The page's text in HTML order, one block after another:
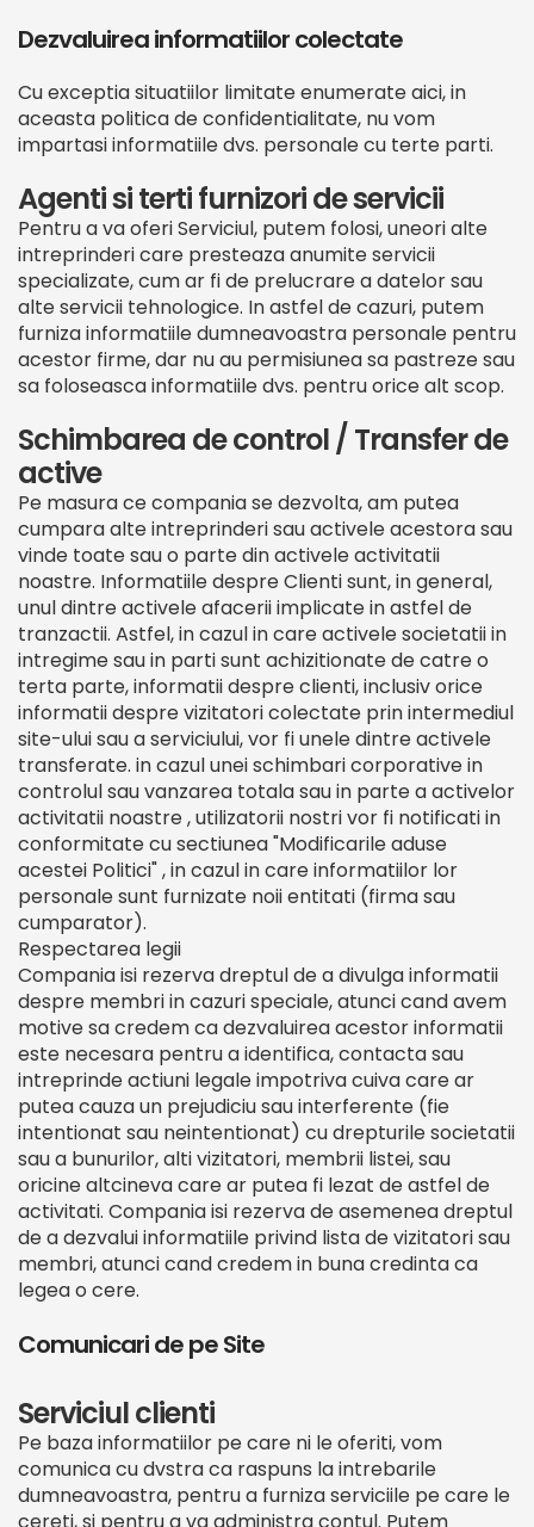
Dezvaluirea informatiilor colectate
Cu exceptia situatiilor limitate enumerate aici, in
aceasta politica de confidentialitate, nu vom
impartasi informatiile dvs. personale cu terte parti.
Agenti si terti furnizori de servicii
Pentru a va oferi Serviciul, putem folosi, uneori alte
intreprinderi care presteaza anumite servicii
specializate, cum ar fi de prelucrare a datelor sau
alte servicii tehnologice. In astfel de cazuri, putem
furniza informatiile dumneavoastra personale pentru
acestor firme, dar nu au permisiunea sa pastreze sau
sa foloseasca informatiile dvs. pentru orice alt scop.
Schimbarea de control / Transfer de
active
Pe masura ce compania se dezvolta, am putea
cumpara alte intreprinderi sau activele acestora sau
vinde toate sau o parte din activele activitatii
noastre. Informatiile despre Clienti sunt, in general,
unul dintre activele afacerii implicate in astfel de
tranzactii. Astfel, in cazul in care activele societatii in
intregime sau in parti sunt achizitionate de catre o
terta parte, informatii despre clienti, inclusiv orice
informatii despre vizitatori colectate prin intermediul
site-ului sau a serviciului, vor fi unele dintre activele
transferate. in cazul unei schimbari corporative in
controlul sau vanzarea totala sau in parte a activelor
activitatii noastre , utilizatorii nostri vor fi notificati in
conformitate cu sectiunea "Modificarile aduse
acestei Politici" , in cazul in care informatiilor lor
personale sunt furnizate noii entitati (firma sau
cumparator).
Respectarea legii
Compania isi rezerva dreptul de a divulga informatii
despre membri in cazuri speciale, atunci cand avem
motive sa credem ca dezvaluirea acestor informatii
este necesara pentru a identifica, contacta sau
intreprinde actiuni legale impotriva cuiva care ar
putea cauza un prejudiciu sau interferente (fie
intentionat sau neintentionat) cu drepturile societatii
sau a bunurilor, alti vizitatori, membrii listei, sau
oricine altcineva care ar putea fi lezat de astfel de
activitati. Compania isi rezerva de asemenea dreptul
de a dezvalui informatiile privind lista de vizitatori sau
membri, atunci cand credem in buna credinta ca
legea o cere.
Comunicari de pe Site
Serviciul clienti
Pe baza informatiilor pe care ni le oferiti, vom
comunica cu dvstra ca raspuns la intrebarile
dumneavoastra, pentru a furniza serviciile pe care le
cereti, si pentru a va administra contul. Putem